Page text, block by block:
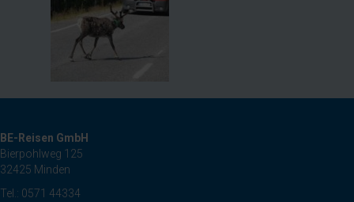
BE-Reisen GmbH
Bierpohlweg 125
32425 Minden
Tel.: 0571 44334